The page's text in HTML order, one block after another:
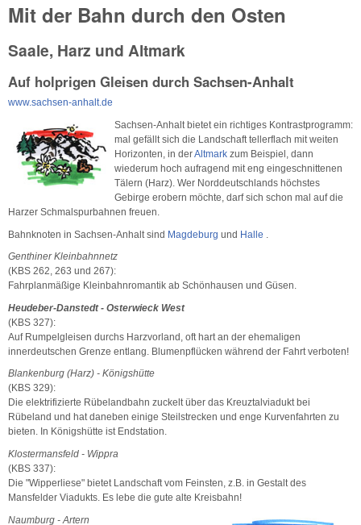
Mit der Bahn durch den Osten
Saale, Harz und Altmark
Auf holprigen Gleisen durch Sachsen-Anhalt
www.sachsen-anhalt.de
Sachsen-Anhalt bietet ein richtiges Kontrastprogramm:
mal gefällt sich die Landschaft tellerflach mit weiten
Horizonten, in derAltmark zum Beispiel, dann
wiederum hoch aufragend mit eng eingeschnittenen
Tälern (Harz). Wer Norddeutschlands höchstes
Gebirge erobern möchte, darf sich schon mal auf die
Harzer Schmalspurbahnen freuen.
Bahnknoten in Sachsen-Anhalt sind Magdeburg und Halle
Genthiner Kleinbahnnetz
(KBS 262, 263 und 267):
Fahrplanmäßige Kleinbahnromantik ab Schönhausen und Güsen.
Heudeber-Danstedt - Osterwieck West
(KBS 327):
Auf Rumpelgleisen durchs Harzvorland, oft hart an der ehemaligen
innerdeutschen Grenze entlang. Blumenpflücken während der Fahrt verboten!
Blankenburg (Harz) - Königshütte
(KBS 329):
Die elektrifizierte Rübelandbahn zuckelt über das Kreuztalviadukt bei
Rübeland und hat daneben einige Steilstrecken und enge Kurvenfahrten zu
bieten. In Königshütte ist Endstation.
Klostermansfeld - Wippra
(KBS 337):
Die "Wipperliese" bietet Landschaft vom Feinsten, z.B. in Gestalt des
Mansfelder Viadukts. Es lebe die gute alte Kreisbahn!
Naumburg - Artern